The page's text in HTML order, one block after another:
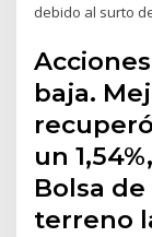
debido al surto
baja.
un
Bolsa
terreno